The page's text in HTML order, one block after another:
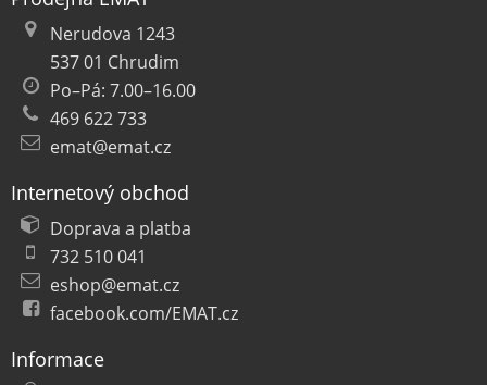
Nerudova 1243
537 01 Chrudim
Po–Pá: 7.00–16.00
469 622 733
emat@emat.cz
Internetový obchod
Doprava a platba
732 510 041
eshop@emat.cz
facebook.com/EMAT.cz
Informace